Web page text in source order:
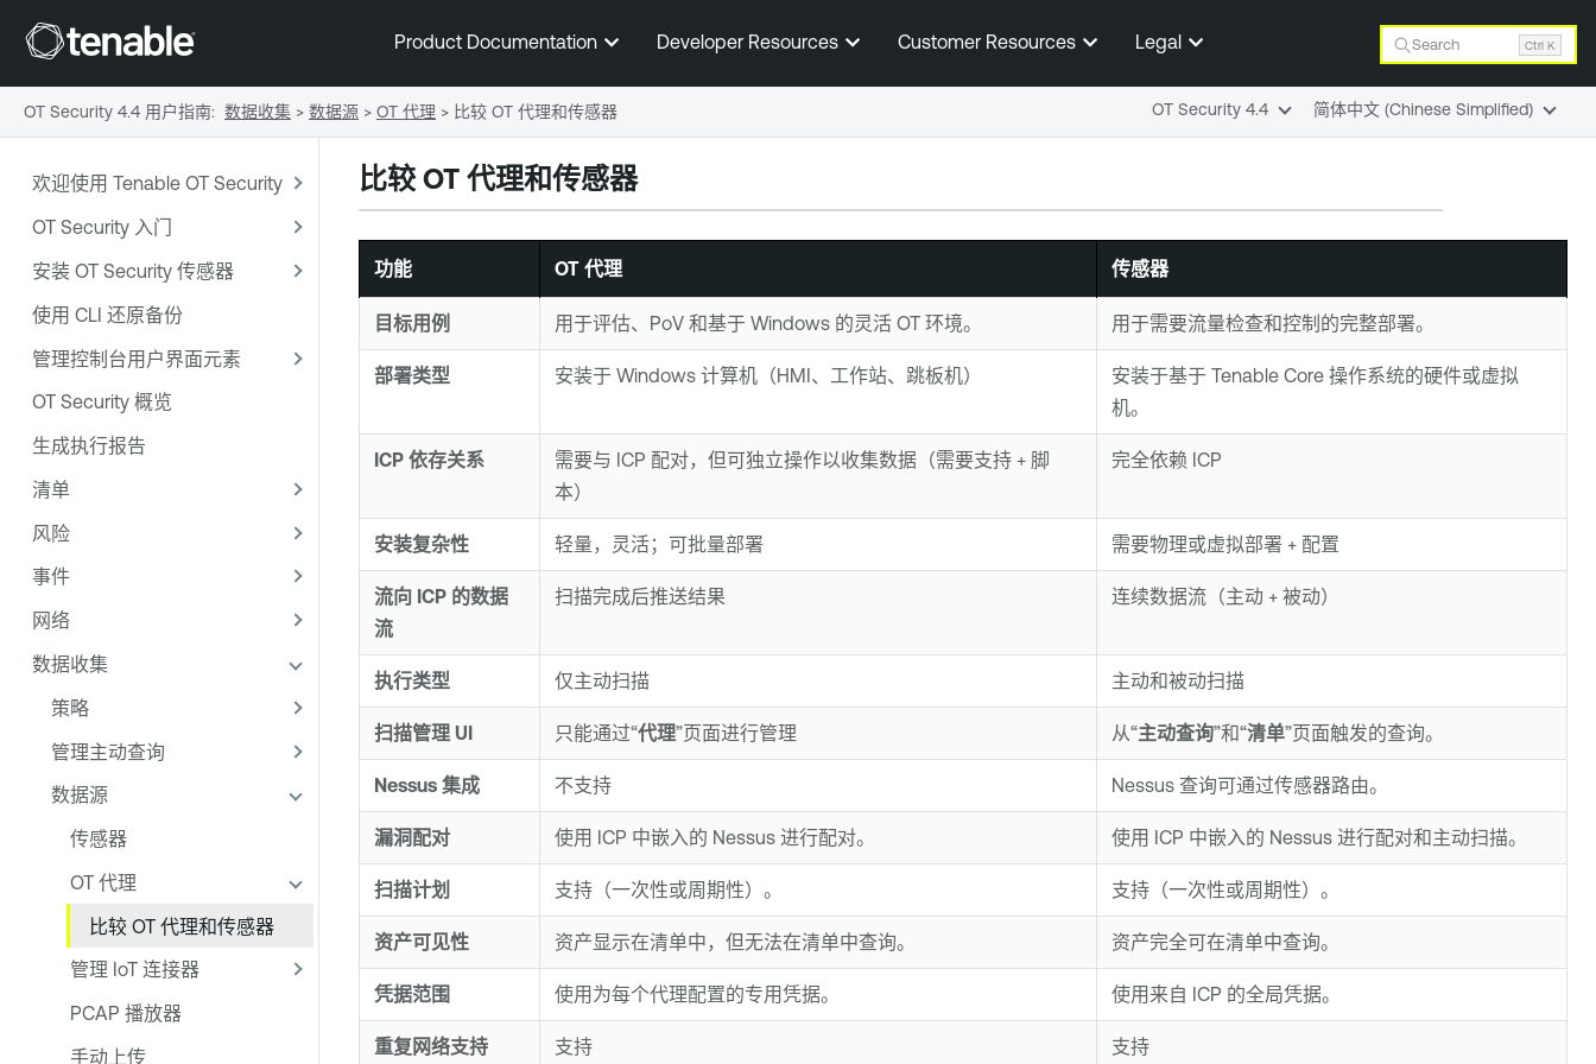
跳到主内容
Product Documentation Developer Resources Customer Resources Legal Search Ctrl K
欢迎使用 Tenable OT Security
OT Security 入门
安装 OT Security 传感器
使用 CLI 还原备份
管理控制台用户界面元素
OT Security 概览
生成执行报告
清单
风险
事件
网络
数据收集
策略
管理主动查询
数据源
传感器
OT 代理
比较 OT 代理和传感器
管理 IoT 连接器
PCAP 播放器
手动上传
比较 OT 代理和传感器
功能 OT 代理 传感器
目标用例 用于评估、PoV 和基于 Windows 的灵活 OT 环境。 用于需要流量检查和控制的完整部署。
部署类型 安装于 Windows 计算机（HMI、工作站、跳板机） 安装于基于 Tenable Core操作系统的硬件或虚拟
机。
ICP 依存关系
需要与 ICP 配对，但可独立操作以收集数据（需要支持 + 脚
本）
完全依赖 ICP
安装复杂性 轻量，灵活；可批量部署 需要物理或虚拟部署 + 配置
流向 ICP 的数据
流
扫描完成后推送结果 连续数据流（主动 + 被动）
执行类型 仅主动扫描 主动和被动扫描
扫描管理 UI 只能通过“代理”页面进行管理 从“主动查询”和“清单”页面触发的查询。
Nessus 集成 不支持 Nessus 查询可通过传感器路由。
漏洞配对 使用 ICP 中嵌入的 Nessus 进行配对。 使用 ICP 中嵌入的 Nessus 进行配对和主动扫描。
扫描计划 支持（一次性或周期性）。 支持（一次性或周期性）。
资产可见性 资产显示在清单中，但无法在清单中查询。 资产完全可在清单中查询。
凭据范围 使用为每个代理配置的专用凭据。 使用来自 ICP 的全局凭据。
重复网络支持 支持 支持
OT Security 4.4 用户指南: 数据收集 > 数据源 > OT 代理 > 比较 OT 代理和传感器 OT Security 4.4 简体中文 (Chinese Simplified)